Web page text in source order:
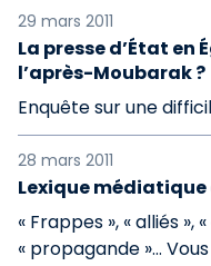
29 mars 2011
La presse d’État en
l’après-Moubarak ?
Enquête sur une
28 mars 2011
Lexique médiatique
« Frappes », « alliés »,
« propagande »…